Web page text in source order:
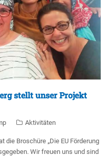
stellt unser Projekt
Aktivitäten
die Broschüre „Die EU Förderung
Wir freuen uns und sind